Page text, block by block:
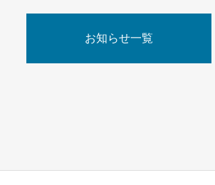
お知らせ一覧